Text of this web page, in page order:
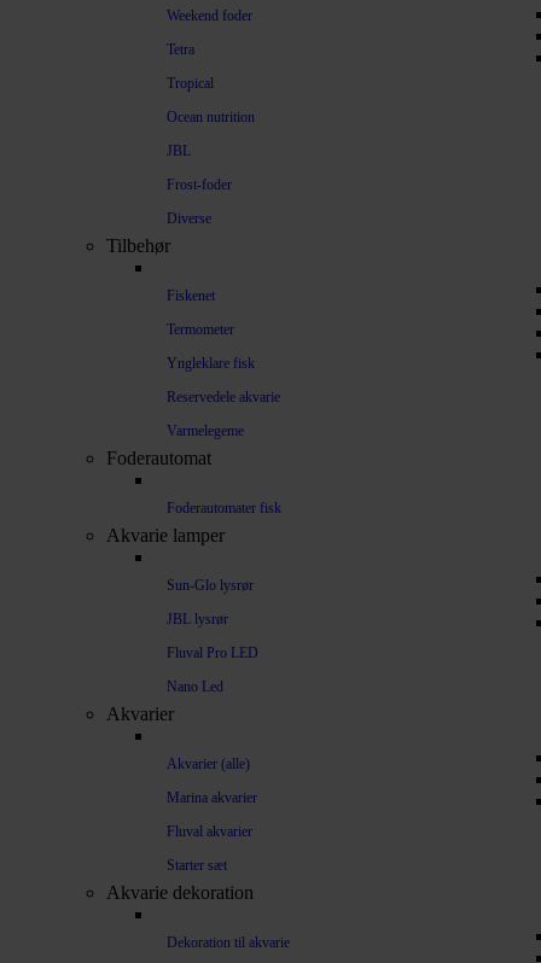
Weekend foder
Tetra
Tropical
Ocean nutrition
JBL
Frost-foder
Diverse
Tilbehør
Fiskenet
Termometer
Yngleklare fisk
Reservedele akvarie
Varmelegeme
Foderautomat
Foderautomater fisk
Akvarie lamper
Sun-Glo lysrør
JBL lysrør
Fluval Pro LED
Nano Led
Akvarier
Akvarier (alle)
Marina akvarier
Fluval akvarier
Starter sæt
Akvarie dekoration
Dekoration til akvarie